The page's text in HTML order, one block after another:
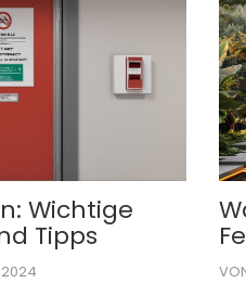
Wichtige
Tipps
2024